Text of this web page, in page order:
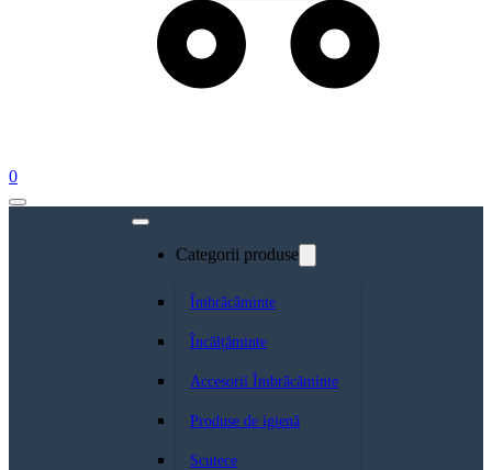
0
Categorii produse
Îmbrăcăminte
Încălțăminte
Accesorii Îmbrăcăminte
Produse de igienă
Scutece